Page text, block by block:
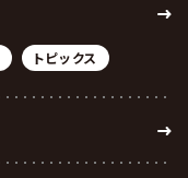
トピックス